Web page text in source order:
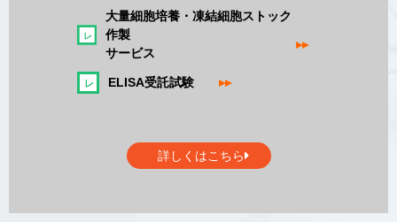
大量細胞培養・凍結細胞ストック
作製
サービス
▸▸
ELISA受託試験▸▸
詳しくはこちら